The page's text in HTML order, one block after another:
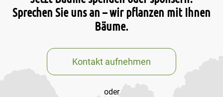
Sprechen Sie uns an – wir pflanzen mit Ihnen
Bäume.
Kontakt aufnehmen
oder